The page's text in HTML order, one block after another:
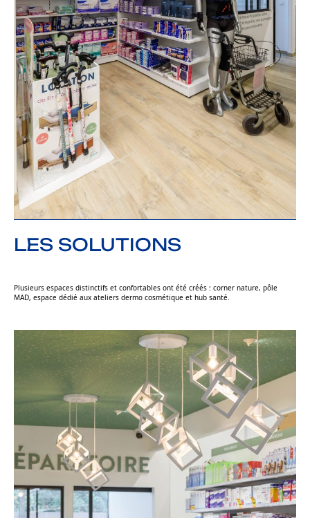
LES SOLUTIONS
Plusieurs espaces distinctifs et confortables ont été créés : corner nature, pôle
MAD, espace dédié aux ateliers dermo cosmétique et hub santé.